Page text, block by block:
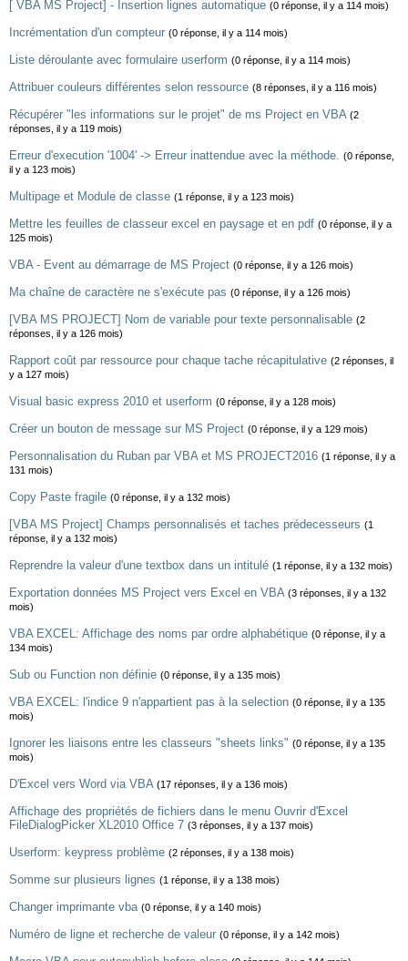
[ VBA MS Project] - Insertion lignes automatique (0 réponse, il y a 114 mois)
Incrémentation d'un compteur (0 réponse, il y a 114 mois)
Liste déroulante avec formulaire userform (0 réponse, il y a 114 mois)
Attribuer couleurs différentes selon ressource (8 réponses, il y a 116 mois)
Récupérer "les informations sur le projet" de ms Project en VBA (2
réponses, il y a 119 mois)
Erreur d'execution '1004' -> Erreur inattendue avec la méthode. (0 réponse,
il y a 123 mois)
Multipage et Module de classe (1 réponse, il y a 123 mois)
Mettre les feuilles de classeur excel en paysage et en pdf (0 réponse, il y a
125 mois)
VBA - Event au démarrage de MS Project (0 réponse, il y a 126 mois)
Ma chaîne de caractère ne s'exécute pas (0 réponse, il y a 126 mois)
[VBA MS PROJECT] Nom de variable pour texte personnalisable (2
réponses, il y a 126 mois)
Rapport coût par ressource pour chaque tache récapitulative (2 réponses, il
y a 127 mois)
Visual basic express 2010 et userform (0 réponse, il y a 128 mois)
Créer un bouton de message sur MS Project (0 réponse, il y a 129 mois)
Personnalisation du Ruban par VBA et MS PROJECT2016 (1 réponse, il y a
131 mois)
Copy Paste fragile (0 réponse, il y a 132 mois)
[VBA MS Project] Champs personnalisés et taches prédecesseurs (1
réponse, il y a 132 mois)
Reprendre la valeur d'une textbox dans un intitulé (1 réponse, il y a 132 mois)
Exportation données MS Project vers Excel en VBA (3 réponses, il y a 132
mois)
VBA EXCEL: Affichage des noms par ordre alphabétique (0 réponse, il y a
134 mois)
Sub ou Function non définie (0 réponse, il y a 135 mois)
VBA EXCEL: l'indice 9 n'appartient pas à la selection (0 réponse, il y a 135
mois)
Ignorer les liaisons entre les classeurs "sheets links" (0 réponse, il y a 135
mois)
D'Excel vers Word via VBA (17 réponses, il y a 136 mois)
Affichage des propriétés de fichiers dans le menu Ouvrir d'Excel
FileDialogPicker XL2010 Office 7 (3 réponses, il y a 137 mois)
Userform: keypress problème (2 réponses, il y a 138 mois)
Somme sur plusieurs lignes (1 réponse, il y a 138 mois)
Changer imprimante vba (0 réponse, il y a 140 mois)
Numéro de ligne et recherche de valeur (0 réponse, il y a 142 mois)